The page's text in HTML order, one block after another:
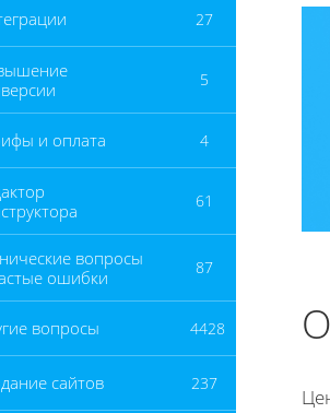
27
5
и оплата 4
61
вопросы
ошибки
87
вопросы 4428
сайтов 237